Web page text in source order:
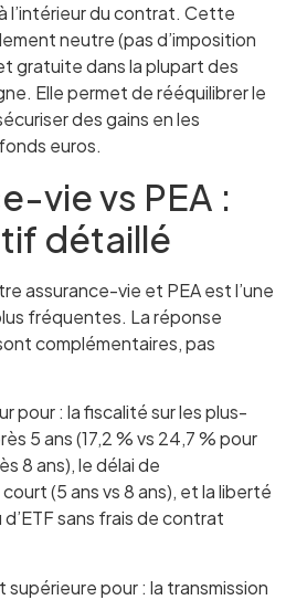
l’intérieur du contrat. Cette
neutre (pas d’imposition
gratuite dans la plupart des
Elle permet de rééquilibrer le
des gains en les
euros.
vie vs PEA :
détaillé
assurance-vie et PEA est l’une
fréquentes. La réponse
complémentaires, pas
pour : la fiscalité sur les plus-
5 ans (17,2 % vs 24,7 % pour
8 ans), le délai de
(5 ans vs 8 ans), et la liberté
sans frais de contrat
supérieure pour : la transmission